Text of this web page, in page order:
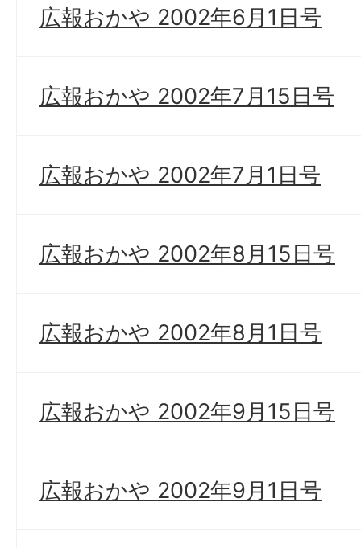
広報おかや 2002年6月1日号
広報おかや 2002年7月15日号
広報おかや 2002年7月1日号
広報おかや 2002年8月15日号
広報おかや 2002年8月1日号
広報おかや 2002年9月15日号
広報おかや 2002年9月1日号